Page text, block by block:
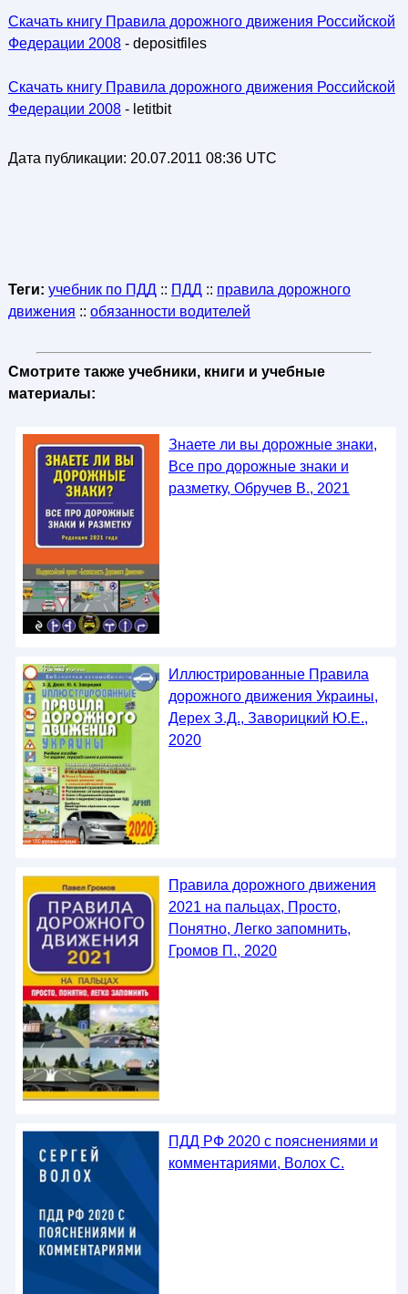
Скачать книгу Правила дорожного движения Российской
Федерации 2008- depositfiles
Скачать книгу Правила дорожного движения Российской
Федерации 2008- letitbit
Дата публикации: 20.07.2011 08:36 UTC
Теги: учебник по ПДД:: ПДД:: правила дорожного
движения :: обязанности водителей
Смотрите также учебники, книги и учебные
материалы:
Знаете ли вы дорожные знаки,
Все про дорожные знаки и
разметку, Обручев В., 2021
Иллюстрированные Правила
дорожного движения Украины,
Дерех З.Д., Заворицкий Ю.Е.,
2020
Правила дорожного движения
2021 на пальцах, Просто,
Понятно, Легко запомнить,
Громов П., 2020
ПДД РФ 2020 с пояснениями и
комментариями, Волох С.